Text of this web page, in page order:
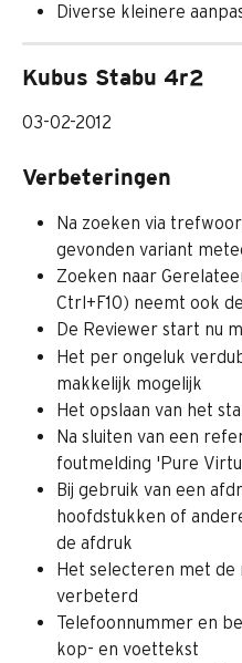
Diverse kleinere
Kubus Stabu 4r2
03-02-2012
Verbeteringen
Na zoeken via
gevonden variant
Zoeken naar
Ctrl+F10) neemt ook
De Reviewer start nu
Het per ongeluk
makkelijk mogelijk
Het opslaan van het
Na sluiten van een
foutmelding 'Pure
Bij gebruik van een
hoofdstukken of
de afdruk
Het selecteren met de
verbeterd
Telefoonnummer en
kop- en voettekst